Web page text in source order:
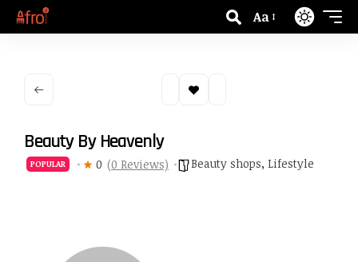
Aa
Beauty By Heavenly
POPULAR 0 (0 Reviews) Beauty shops, Lifestyle